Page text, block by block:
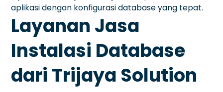
aplikasi dengan konfigurasi database yang tepat.
Layanan Jasa
Instalasi Database
dari Trijaya Solution